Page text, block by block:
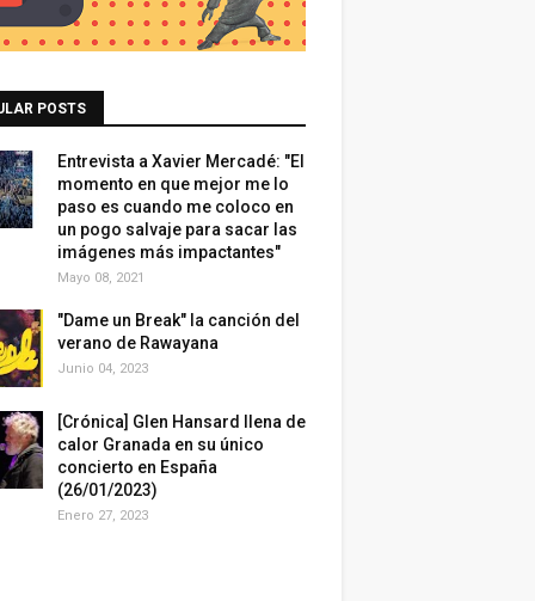
POSTS
Entrevista a Xavier Mercadé: "El
momento en que mejor me lo
paso es cuando me coloco en
un pogo salvaje para sacar las
imágenes más impactantes"
Mayo 08, 2021
"Dame un Break" la canción del
verano de Rawayana
Junio 04, 2023
[Crónica] Glen Hansard llena de
calor Granada en su único
concierto en España
(26/01/2023)
Enero 27, 2023